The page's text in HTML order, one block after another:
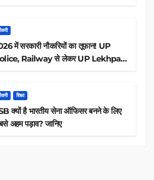
में सरकारी नौकरियों का तूफान! UP
Railway से लेकर UP Lekhpal
शिक्षा
क्यों है भारतीय सेना ऑफिसर बनने के लिए
अहम पड़ाव? जानिए